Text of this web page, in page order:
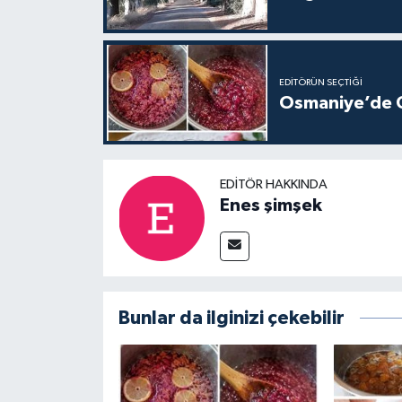
EDITÖRÜN SEÇTIĞI
Osmaniye’de
EDITÖR HAKKINDA
Enes şimşek
Bunlar da ilginizi çekebilir